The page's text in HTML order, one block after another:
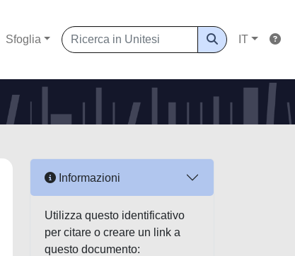
Sfoglia IT
Informazioni
Utilizza questo identificativo
per citare o creare un link a
questo documento: